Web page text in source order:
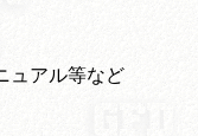
ュアル等など